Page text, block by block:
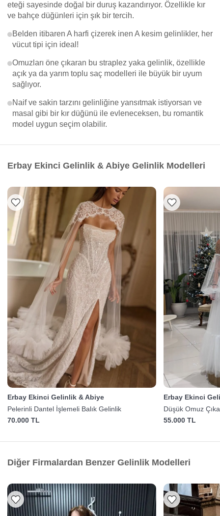
eteği sayesinde doğal bir duruş kazandırıyor. Özellikle kır
ve bahçe düğünleri için şık bir tercih.
Belden itibaren A harfi çizerek inen A kesim gelinlikler, her
vücut tipi için ideal!
Omuzları öne çıkaran bu straplez yaka gelinlik, özellikle
açık ya da yarım toplu saç modelleri ile büyük bir uyum
sağlıyor.
Naif ve sakin tarzını gelinliğine yansıtmak istiyorsan ve
masal gibi bir kır düğünü ile evleneceksen, bu romantik
model uygun seçim olabilir.
Erbay Ekinci Gelinlik & Abiye Gelinlik Modelleri
Erbay Ekinci Gelinlik & Abiye
Pelerinli Dantel İşlemeli Balık Gelinlik
70.000 TL
Erbay Ekinci
Düşük Omuz
55.000 TL
Diğer Firmalardan Benzer Gelinlik Modelleri